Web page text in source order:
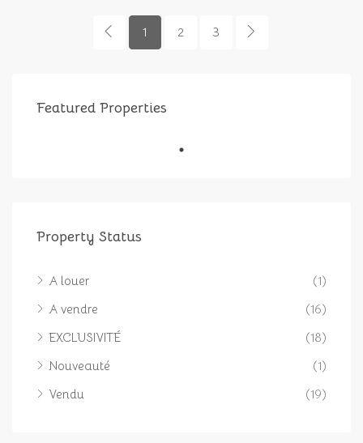
1 2 3
Featured Properties
Property Status
A louer
(1)
A vendre
(16)
EXCLUSIVITÉ
(18)
Nouveauté
(1)
Vendu
(19)